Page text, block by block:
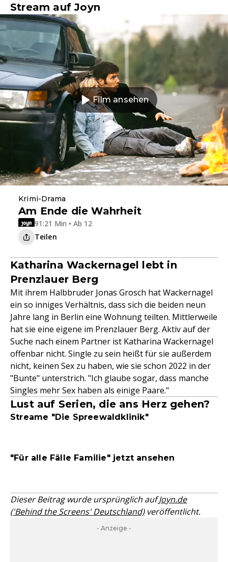
Stream auf Joyn
Film ansehen
Krimi-Drama
Am Ende die Wahrheit
91:21 Min • Ab 12
Teilen
Katharina Wackernagel lebt in
Prenzlauer Berg
Mit ihrem Halbbruder Jonas Grosch hat Wackernagel
ein so inniges Verhältnis, dass sich die beiden neun
Jahre lang in Berlin eine Wohnung teilten. Mittlerweile
hat sie eine eigene im Prenzlauer Berg. Aktiv auf der
Suche nach einem Partner ist Katharina Wackernagel
offenbar nicht. Single zu sein heißt für sie außerdem
nicht, keinen Sex zu haben, wie sie schon 2022 in der
"Bunte" unterstrich. "Ich glaube sogar, dass manche
Singles mehr Sex haben als einige Paare."
Lust auf Serien, die ans Herz gehen?
Streame "Die Spreewaldklinik"
"Für alle Fälle Familie" jetzt ansehen
Dieser Beitrag wurde ursprünglich aufJoyn.de
('Behind the Screens' Deutschland)veröffentlicht.
- Anzeige -